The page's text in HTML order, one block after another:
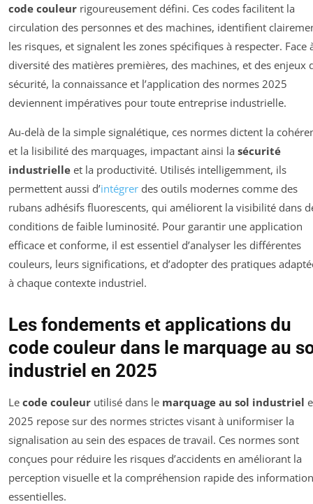
code couleur rigoureusement défini. Ces codes facilitent la
circulation des personnes et des machines, identifient
les risques, et signalent les zones spécifiques à respecter. Face
diversité des matières premières, des machines, et des enjeux
sécurité, la connaissance et l’application des normes 2025
deviennent impératives pour toute entreprise industrielle.
Au-delà de la simple signalétique, ces normes dictent la
et la lisibilité des marquages, impactant ainsi la sécurité
industrielle et la productivité. Utilisés intelligemment, ils
permettent aussi d’intégrer des outils modernes comme des
rubans adhésifs fluorescents, qui améliorent la visibilité dans
conditions de faible luminosité. Pour garantir une application
efficace et conforme, il est essentiel d’analyser les différentes
couleurs, leurs significations, et d’adopter des pratiques
à chaque contexte industriel.
Les fondements et applications du
code couleur dans le marquage au
industriel en 2025
Le code couleur utilisé dans le marquage au sol industriel
2025 repose sur des normes strictes visant à uniformiser la
signalisation au sein des espaces de travail. Ces normes sont
conçues pour réduire les risques d’accidents en améliorant la
perception visuelle et la compréhension rapide des
essentielles.